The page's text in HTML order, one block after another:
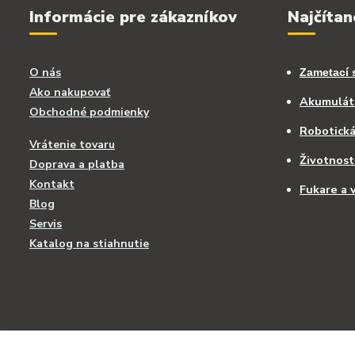
Informácie pre zákazníkov
O nás
Ako nakupovať
Obchodné podmienky
Vrátenie tovaru
Doprava a platba
Kontakt
Blog
Servis
Katalog na stiahnutie
Zametací
Fukare a